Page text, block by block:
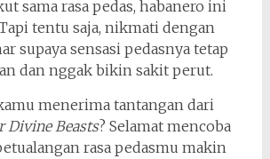
sama rasa pedas, habanero ini
tentu saja, nikmati dengan
supaya sensasi pedasnya tetap
dan nggak bikin sakit perut.
menerima tantangan dari
Divine Beasts? Selamat mencoba
rasa pedasmu makin